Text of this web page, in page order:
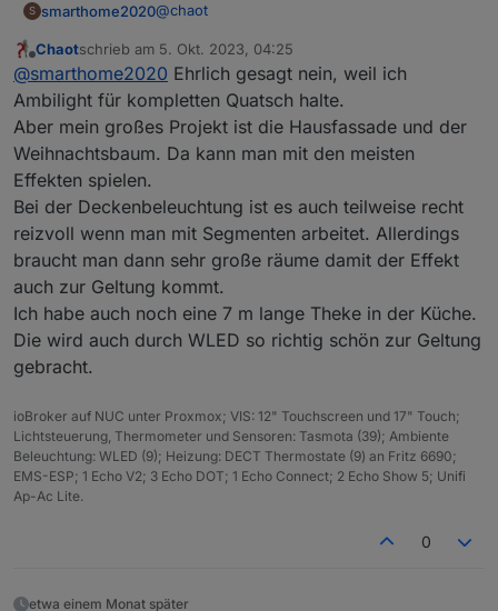
S smarthome2020@chaot
Hast Recht, ich überlege schon, was als
Nächstes gemacht wird . Ambilight für den TV
zB. Kann das Signal
vom Fire TV Stick abfangen (HDMI) und über
einen RPI auf die LEDs hinter dem TV
übertragen. Hast du sowas schon umgesetzt?
Offline
Chaotschrieb am 5. Okt. 2023, 04:25
zuletzt editiert von
@smarthome2020 Ehrlich gesagt nein, weil ich
Ambilight für kompletten Quatsch halte.
Aber mein großes Projekt ist die Hausfassade und der
Weihnachtsbaum. Da kann man mit den meisten
Effekten spielen.
Bei der Deckenbeleuchtung ist es auch teilweise recht
reizvoll wenn man mit Segmenten arbeitet. Allerdings
braucht man dann sehr große räume damit der Effekt
auch zur Geltung kommt.
Ich habe auch noch eine 7 m lange Theke in der Küche.
Die wird auch durch WLED so richtig schön zur Geltung
gebracht.
ioBroker auf NUC unter Proxmox; VIS: 12" Touchscreen und 17" Touch;
Lichtsteuerung, Thermometer und Sensoren: Tasmota (39); Ambiente
Beleuchtung: WLED (9); Heizung: DECT Thermostate (9) an Fritz 6690;
EMS-ESP; 1 Echo V2; 3 Echo DOT; 1 Echo Connect; 2 Echo Show 5; Unifi
Ap-Ac Lite.
0
etwa einem Monat später